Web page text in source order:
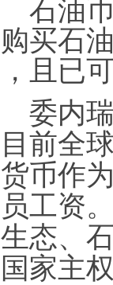
油币
买石
且已
内瑞
前全
币作
工资
态、
家主